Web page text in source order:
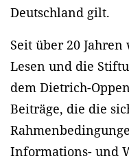
Deutschland gilt.
Seit über 20
Lesen und die
dem Dietrich-
Beiträge, die die
Informations- und